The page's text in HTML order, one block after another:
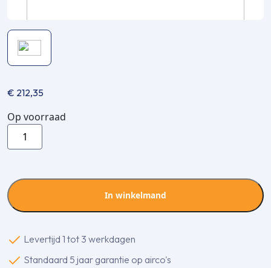
€ 212,35
Op voorraad
Thermostaatkabel
Yr
-
Wit
100m
In winkelmand
Levertijd 1 tot 3 werkdagen
Standaard 5 jaar garantie op airco's